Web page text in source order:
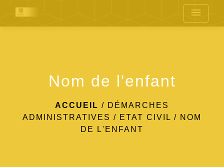
menu
Nom de l'enfant
ACCUEIL / DÉMARCHES
ADMINISTRATIVES / ETAT CIVIL / NOM
DE L'ENFANT